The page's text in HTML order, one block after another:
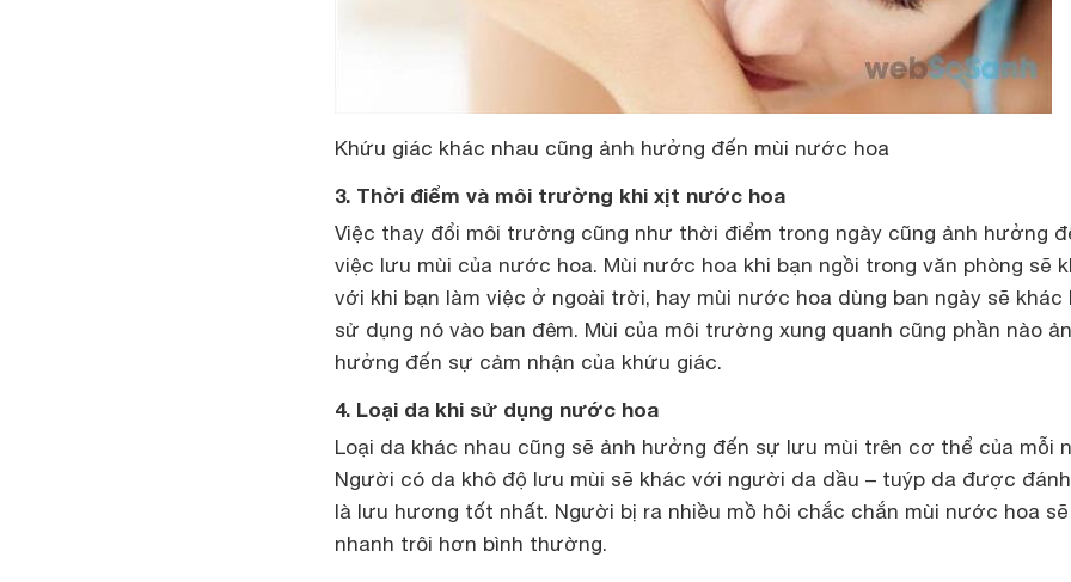
Khứu giác khác nhau cũng ảnh hưởng đến mùi nước hoa
3. Thời điểm và môi trường khi xịt nước hoa
Việc thay đổi môi trường cũng như thời điểm trong ngày cũng ảnh hưởng
việc lưu mùi của nước hoa. Mùi nước hoa khi bạn ngồi trong văn phòng sẽ
với khi bạn làm việc ở ngoài trời, hay mùi nước hoa dùng ban ngày sẽ khác
sử dụng nó vào ban đêm. Mùi của môi trường xung quanh cũng phần nào
hưởng đến sự cảm nhận của khứu giác.
4. Loại da khi sử dụng nước hoa
Loại da khác nhau cũng sẽ ảnh hưởng đến sự lưu mùi trên cơ thể của mỗi
Người có da khô độ lưu mùi sẽ khác với người da dầu – tuýp da được
là lưu hương tốt nhất. Người bị ra nhiều mồ hôi chắc chắn mùi nước hoa sẽ
nhanh trôi hơn bình thường.